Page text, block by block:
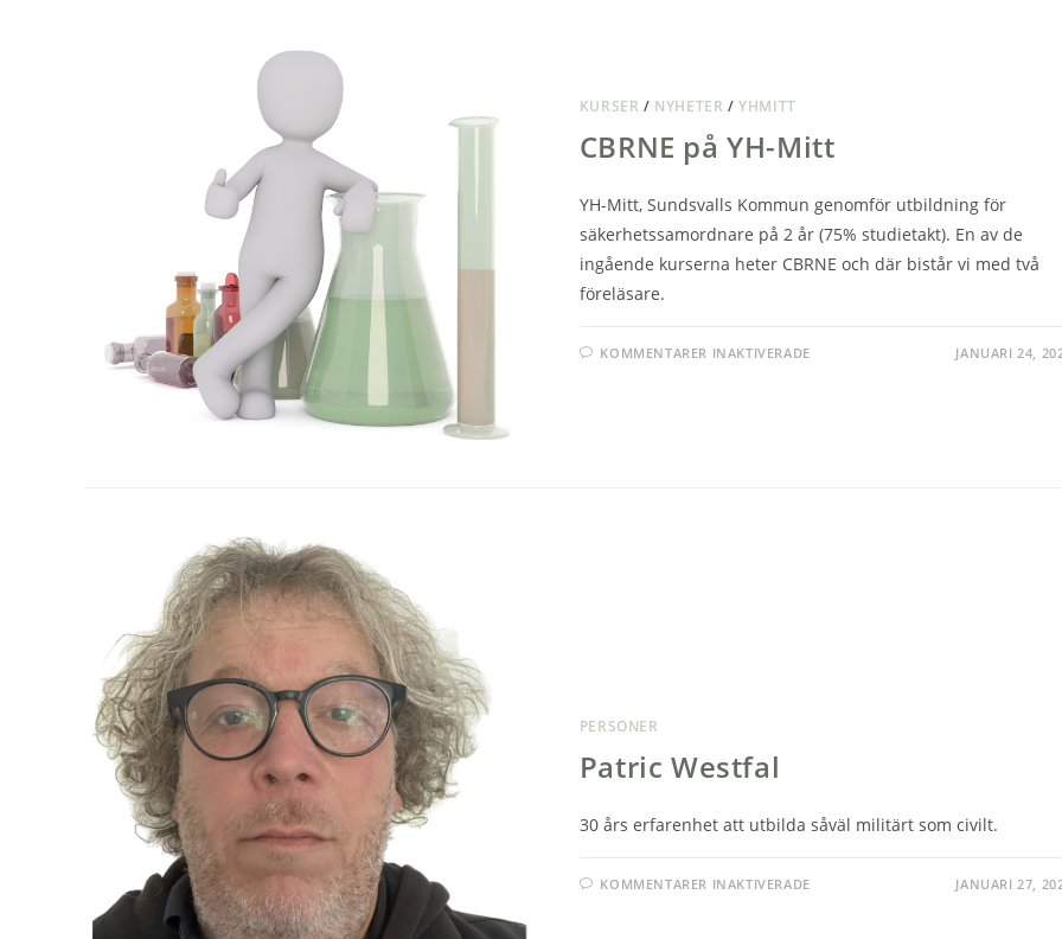
KURSER / NYHETER /YHMITT
CBRNE på YH-Mitt
YH-Mitt, Sundsvalls Kommun genomför utbildning för
säkerhetssamordnare på 2 år (75% studietakt). En av de
ingående kurserna heter CBRNE och där bistår vi med två
föreläsare.
KOMMENTARER INAKTIVERADEFÖR JANUARI 24,
PERSONER
Patric Westfal
30 års erfarenhet att utbilda såväl militärt som civilt.
KOMMENTARER INAKTIVERADEFÖR JANUARI 27,